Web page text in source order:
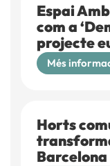
Espai
com a
projecte
Més
Horts
Barcelona